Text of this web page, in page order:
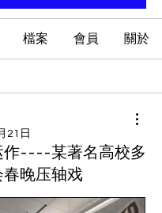
檔案 會員 關於
21日
作----某著名高校多
晚压轴戏